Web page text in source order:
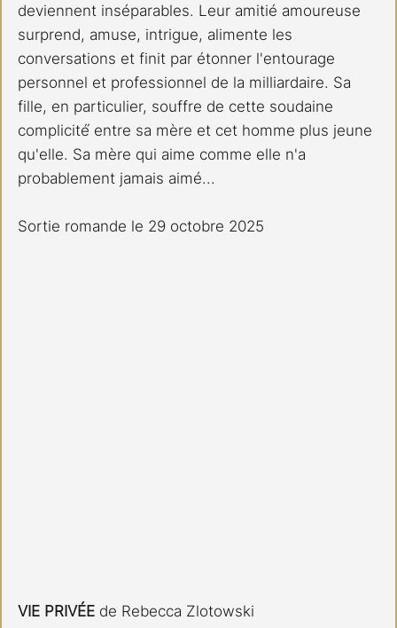
deviennent inséparables. Leur amitié amoureuse
surprend, amuse, intrigue, alimente les
conversations et finit par étonner l'entourage
personnel et professionnel de la milliardaire. Sa
fille, en particulier, souffre de cette soudaine
complicité́ entre sa mère et cet homme plus jeune
qu'elle. Sa mère qui aime comme elle n'a
probablement jamais aimé...
Sortie romande le 29 octobre 2025
VIE PRIVÉE de Rebecca Zlotowski